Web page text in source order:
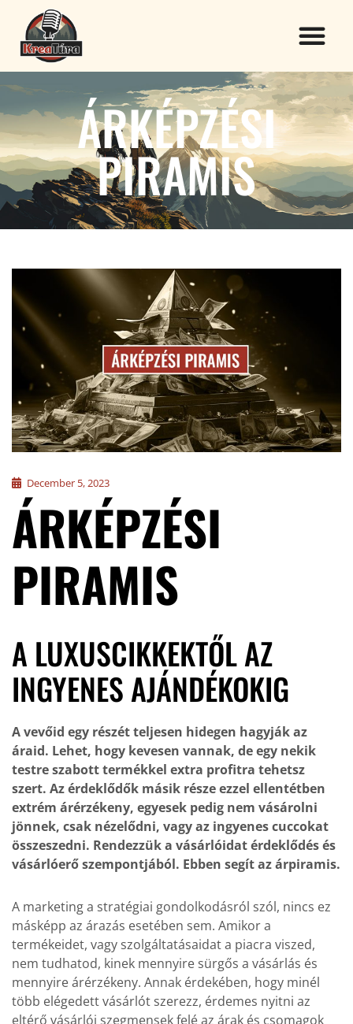
ÁRKÉPZÉSI
PIRAMIS
December 5, 2023
ÁRKÉPZÉSI
PIRAMIS
A LUXUSCIKKEKTŐL AZ
INGYENES AJÁNDÉKOKIG
A vevőid egy részét teljesen hidegen hagyják az
áraid. Lehet, hogy kevesen vannak, de egy nekik
testre szabott termékkel extra profitra tehetsz
szert. Az érdeklődők másik része ezzel ellentétben
extrém árérzékeny, egyesek pedig nem vásárolni
jönnek, csak nézelődni, vagy az ingyenes cuccokat
összeszedni. Rendezzük a vásárlóidat érdeklődés és
vásárlóerő szempontjából. Ebben segít az árpiramis.
A marketing a stratégiai gondolkodásról szól, nincs ez
másképp az árazás esetében sem. Amikor a
termékeidet, vagy szolgáltatásaidat a piacra viszed,
nem tudhatod, kinek mennyire sürgős a vásárlás és
mennyire árérzékeny. Annak érdekében, hogy minél
több elégedett vásárlót szerezz, érdemes nyitni az
eltérő vásárlói szegmensek felé az árak és csomagok